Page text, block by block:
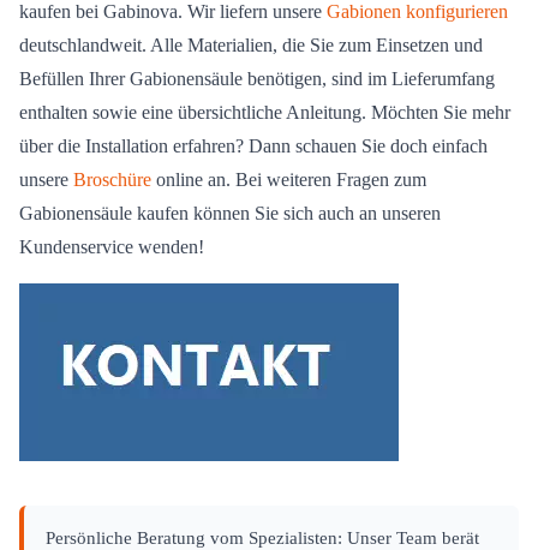
kaufen bei Gabinova. Wir liefern unsere Gabionen konfigurieren
deutschlandweit. Alle Materialien, die Sie zum Einsetzen und
Befüllen Ihrer Gabionensäule benötigen, sind im Lieferumfang
enthalten sowie eine übersichtliche Anleitung. Möchten Sie mehr
über die Installation erfahren? Dann schauen Sie doch einfach
unsere Broschüre online an. Bei weiteren Fragen zum
Gabionensäule kaufen können Sie sich auch an unseren
Kundenservice wenden!
Persönliche Beratung vom Spezialisten: Unser Team berät